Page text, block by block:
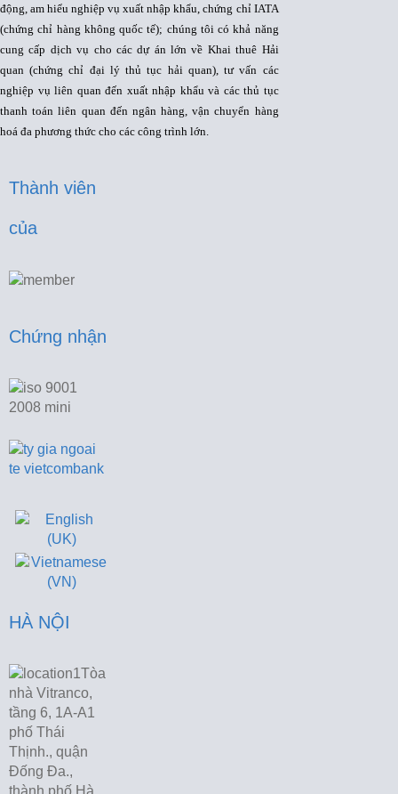
động, am hiểu nghiệp vụ xuất nhập khẩu, chứng chỉ IATA
(chứng chỉ hàng không quốc tế); chúng tôi có khả năng
cung cấp dịch vụ cho các dự án lớn về Khai thuê Hải
quan (chứng chỉ đại lý thủ tục hải quan), tư vấn các
nghiệp vụ liên quan đến xuất nhập khẩu và các thủ tục
thanh toán liên quan đến ngân hàng, vận chuyển hàng
hoá đa phương thức cho các công trình lớn.
Thành viên
của
Chứng nhận
HÀ NỘI
Tòa
nhà Vitranco,
tầng 6, 1A-A1
phố Thái
Thịnh., quận
Đống Đa.,